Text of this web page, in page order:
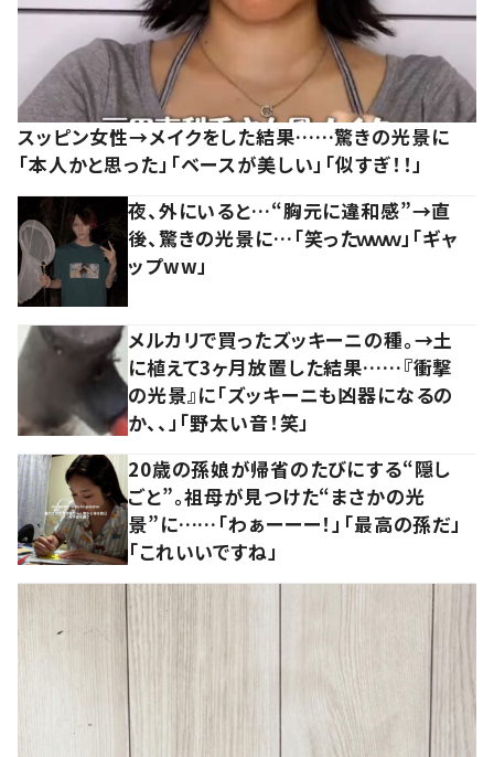
スッピン女性→メイクをした結果……驚きの光景に
「本人かと思った」「ベースが美しい」「似すぎ！！」
夜、外にいると…“胸元に違和感”→直
後、驚きの光景に…「笑ったｗｗｗ」「ギャ
ップww」
メルカリで買ったズッキーニの種。→土
に植えて3ヶ月放置した結果……『衝撃
の光景』に「ズッキーニも凶器になるの
か、、」「野太い音！笑」
20歳の孫娘が帰省のたびにする“隠し
ごと”。祖母が見つけた“まさかの光
景”に……「わぁーーー！」「最高の孫だ」
「これいいですね」